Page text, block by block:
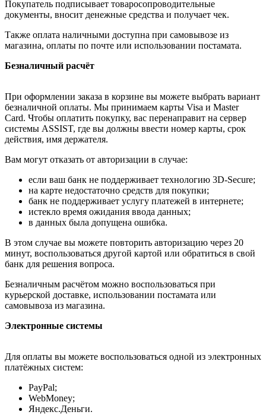
Покупатель подписывает товаросопроводительные
документы, вносит денежные средства и получает чек.
Также оплата наличными доступна при самовывозе из
магазина, оплаты по почте или использовании постамата.
Безналичный расчёт
При оформлении заказа в корзине вы можете выбрать вариант
безналичной оплаты. Мы принимаем карты Visa и Master
Card. Чтобы оплатить покупку, вас перенаправит на сервер
системы ASSIST, где вы должны ввести номер карты, срок
действия, имя держателя.
Вам могут отказать от авторизации в случае:
если ваш банк не поддерживает технологию 3D-Secure;
на карте недостаточно средств для покупки;
банк не поддерживает услугу платежей в интернете;
истекло время ожидания ввода данных;
в данных была допущена ошибка.
В этом случае вы можете повторить авторизацию через 20
минут, воспользоваться другой картой или обратиться в свой
банк для решения вопроса.
Безналичным расчётом можно воспользоваться при
курьерской доставке, использовании постамата или
самовывоза из магазина.
Электронные системы
Для оплаты вы можете воспользоваться одной из электронных
платёжных систем:
PayPal;
WebMoney;
Яндекс.Деньги.